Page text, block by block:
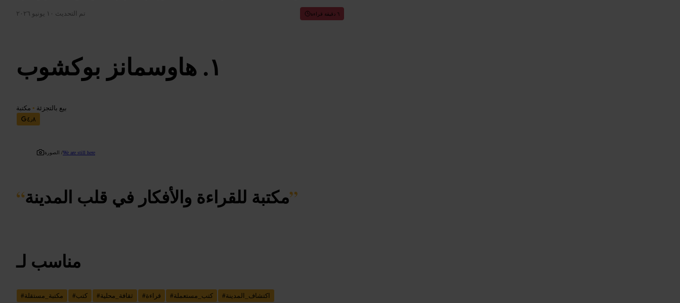
تم التحديث ١٠ يونيو ٢٠٢٦ ٦ دقيقة قراءة
هاوسمانز بوكشوب
بيع بالتجزئة • مكتبة
٤٫٨
الصورة /We are still here
“مكتبة للقراءة والأفكار في قلب المدينة”
مناسب لـ
#مكتبة_مستقلة #كتب #ثقافة_محلية #قراءة #كتب_مستعملة #اكتشاف_المدينة